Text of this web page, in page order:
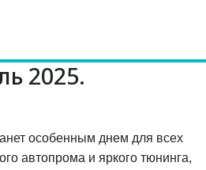
2025.
особенным днем для всех
автопрома и яркого тюнинга,